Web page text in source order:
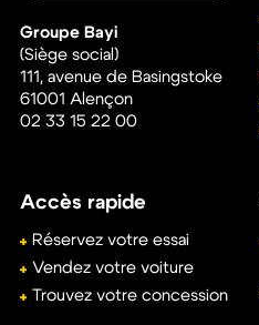
Groupe Bayi
(Siège social)
111, avenue de Basingstoke
61001 Alençon
02 33 15 22 00
Accès rapide
Réservez votre essai
Vendez votre voiture
Trouvez votre concession